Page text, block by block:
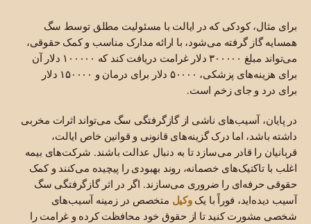
برای مثال، کودکی که در ایالت با مسئولیت مطلق توسط سگ
همسایه گاز گرفته می‌شود، با ارائه مدارک مناسب و کمک حقوقی،
می‌تواند مبلغ ۳۰۰۰۰۰ دلار غرامت دریافت کند که ۱۰۰۰۰۰ دلار آن
برای هزینه‌های پزشکی، ۵۰۰۰۰ دلار برای درمان و ۱۵۰۰۰۰ دلار
برای درد و جای زخم است.
در پایان، آسیب‌های ناشی از گازگرفتگی سگ می‌تواند اثرات مخربی
داشته باشد، اما درک گزینه‌های قانونی و قوانین خاص ایالت،
قربانیان را قادر می‌سازد تا به دنبال عدالت باشند. شرکت‌های بیمه
اغلب با تاکتیک‌های خصمانه، روند بهبودی را پیچیده می‌کنند و کمک
حقوقی حرفه‌ای را ضروری می‌سازند. اگر در اثر گازگرفتگی سگ
آسیب دیده‌اید، فوراً با یکوکیل متخصص در زمینه آسیب‌های
شخصی مشورت کنید تا از حقوق خود محافظت کرده و غرامت را